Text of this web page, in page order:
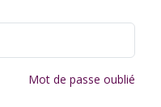
Mot de passe oublié